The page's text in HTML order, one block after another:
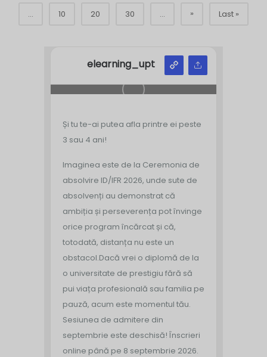
... 10 20 30 ... » Last »
elearning_upt
Și tu te-ai putea afla printre ei peste
3 sau 4 ani!
Imaginea este de la Ceremonia de
absolvire ID/IFR 2026, unde sute de
absolvenți au demonstrat că
ambiția și perseverența pot învinge
orice program încărcat și că,
totodată, distanța nu este un
obstacol.Dacă vrei o diplomă de la
o universitate de prestigiu fără să
pui viața profesională sau familia pe
pauză, acum este momentul tău.
Sesiunea de admitere din
septembrie este deschisă! Înscrieri
online până pe 8 septembrie 2026.